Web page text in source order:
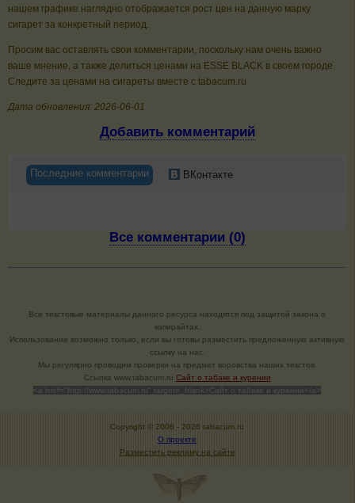
нашем графике наглядно отображается рост цен на данную марку
сигарет за конкретный период.
Просим вас оставлять свои комментарии, поскольку нам очень важно
ваше мнение, а также делиться ценами на ESSE BLACK в своем городе.
Следите за ценами на сигареты вместе с tabacum.ru
Дата обновления: 2026-06-01
Добавить комментарий
Последние комментарии ВКонтакте
Все комментарии (0)
Все текстовые материалы данного ресурса находятся под защитой закона о
копирайтах.
Использование возможно только, если вы готовы разместить предложенную активную
ссылку на нас.
Мы регулярно проводим проверки на предмет воровства наших текстов.
Cсылка www.tabacum.ru Сайт о табаке и курении
<a href="http://www.tabacum.ru" target=_blank>Сайт о табаке и курении</a>
Copyright © 2006 - 2026 tabacum.ru
О проекте
Разместить рекламу на сайте